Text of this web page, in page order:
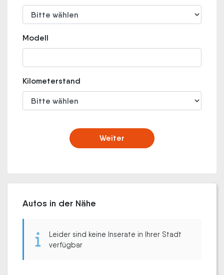
Modell
Kilometerstand
Weiter
Autos in der Nähe
Leider sind keine Inserate in Ihrer Stadt
verfügbar